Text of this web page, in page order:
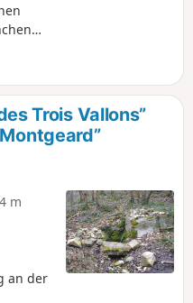
auf dieTrois Vallons”
m
an der